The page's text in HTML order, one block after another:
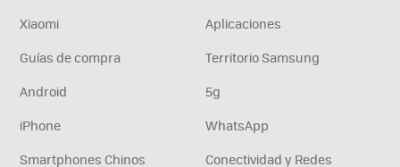
Xiaomi
Aplicaciones
Guías de compra
Territorio Samsung
Android
5g
iPhone
WhatsApp
Smartphones Chinos
Conectividad y Redes